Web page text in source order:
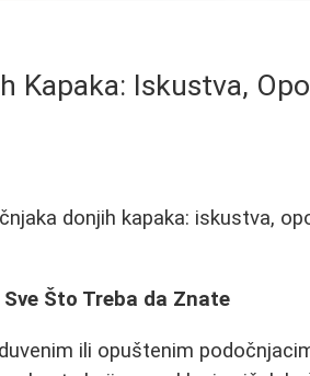
Kapaka: Iskustva,
donjih kapaka: iskustva,
Što Treba da Znate
ili opuštenim